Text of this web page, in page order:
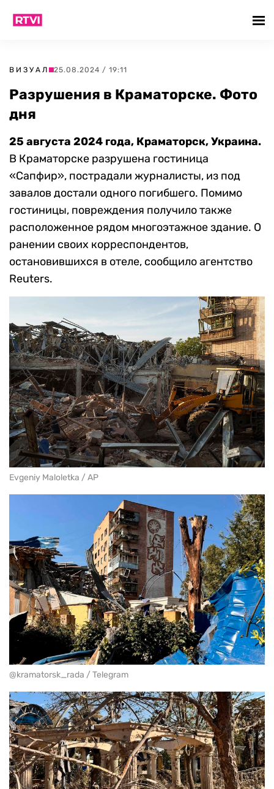
ВИЗУАЛ 25.08.2024 / 19:11
Разрушения в Краматорске. Фото
дня
25 августа 2024 года, Краматорск, Украина.
В Краматорске разрушена гостиница
«Сапфир», пострадали журналисты, из под
завалов достали одного погибшего. Помимо
гостиницы, повреждения получило также
расположенное рядом многоэтажное здание. О
ранении своих корреспондентов,
остановившихся в отеле, сообщило агентство
Reuters.
Evgeniy Maloletka / AP
@kramatorsk_rada / Telegram